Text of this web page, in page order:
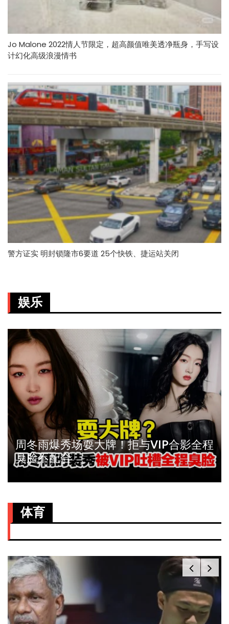
Jo Malone 2022情人节限定，超高颜值唯美透净瓶身，手写设
计幻化高级浪漫情书
警方证实 明封锁隆市6要道 25个快铁、捷运站关闭
娱乐
周冬雨爆秀场耍大牌！拒与VIP合影全程
臭脸不配合
体育